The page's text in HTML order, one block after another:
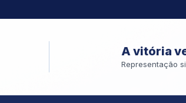
A vitória
Representação